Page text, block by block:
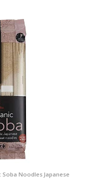
Noodles Japanese